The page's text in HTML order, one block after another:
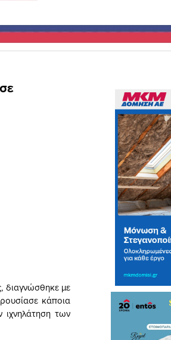
διαγνώσθηκε με
κάποια
ιχνηλάτηση των